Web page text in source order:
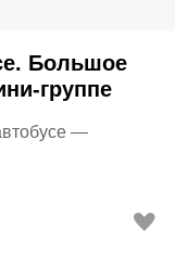
Большое
группе
—